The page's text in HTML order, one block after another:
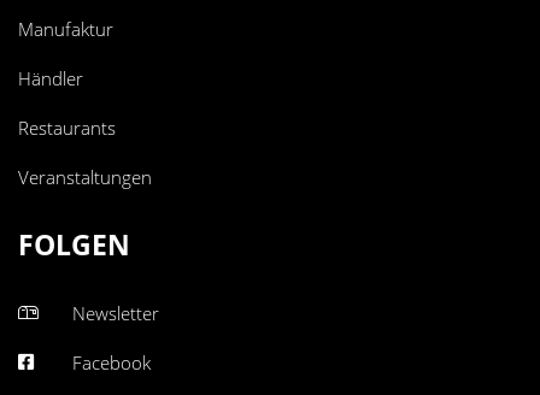
Manufaktur
Händler
Restaurants
Veranstaltungen
FOLGEN
Newsletter
Facebook